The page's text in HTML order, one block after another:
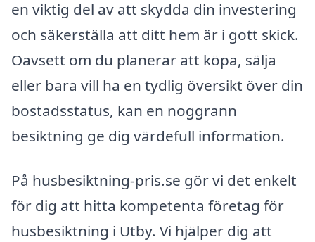
en viktig del av att skydda din investering
och säkerställa att ditt hem är i gott skick.
Oavsett om du planerar att köpa, sälja
eller bara vill ha en tydlig översikt över din
bostadsstatus, kan en noggrann
besiktning ge dig värdefull information.
På husbesiktning-pris.se gör vi det enkelt
för dig att hitta kompetenta företag för
husbesiktning i Utby. Vi hjälper dig att